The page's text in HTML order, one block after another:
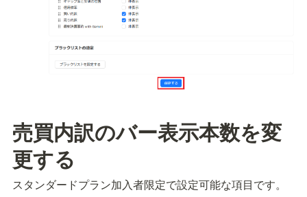
売買内訳のバー表示本数を変
更する
スタンダードプラン加入者限定で設定可能な項目です。